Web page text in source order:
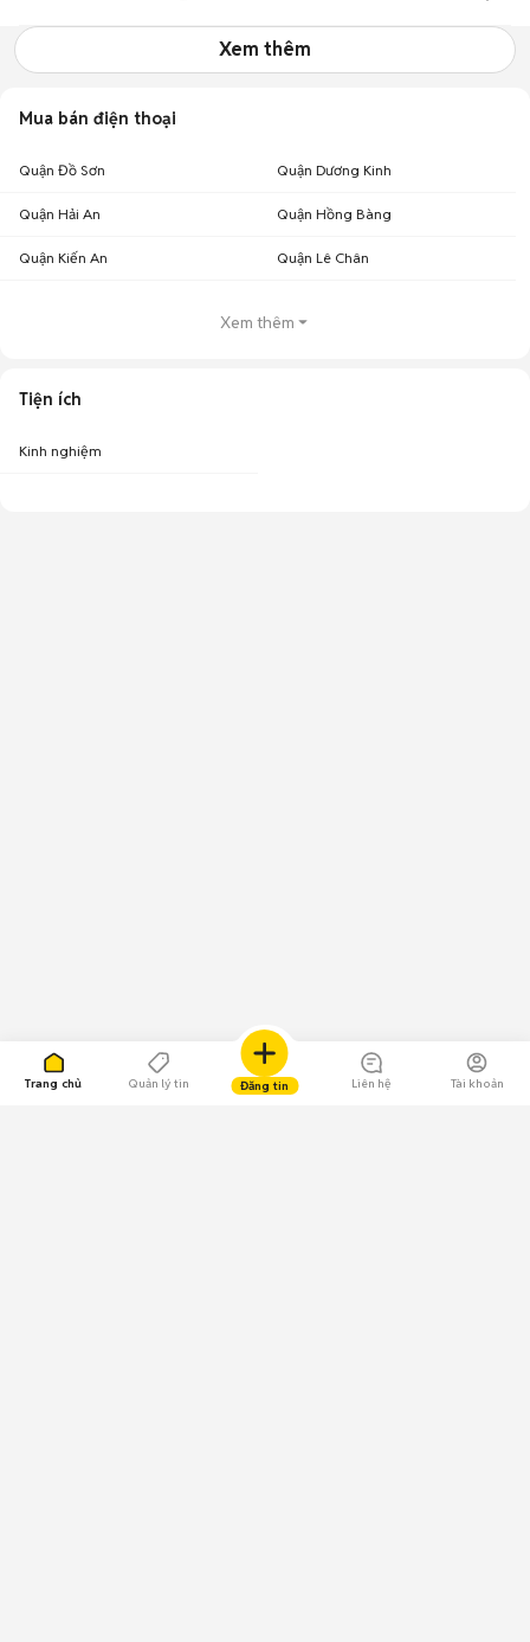
Trang chủ Quản lý tin Đăng tin Liên hệ Tài khoản
Xem thêm
Mua bán điện thoại
Quận Đồ Sơn Quận Dương Kinh
Quận Hải An Quận Hồng Bàng
Quận Kiến An Quận Lê Chân
Xem thêm
Tiện ích
Kinh nghiệm